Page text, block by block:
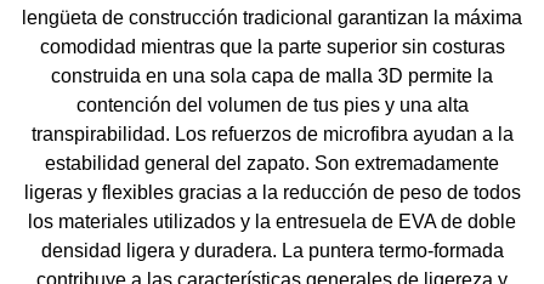
lengüeta de construcción tradicional garantizan la máxima
comodidad mientras que la parte superior sin costuras
construida en una sola capa de malla 3D permite la
contención del volumen de tus pies y una alta
transpirabilidad. Los refuerzos de microfibra ayudan a la
estabilidad general del zapato. Son extremadamente
ligeras y flexibles gracias a la reducción de peso de todos
los materiales utilizados y la entresuela de EVA de doble
densidad ligera y duradera. La puntera termo-formada
contribuye a las características generales de ligereza y